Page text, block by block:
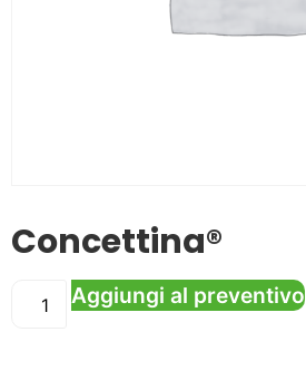
Concettina®
Aggiungi al preventivo